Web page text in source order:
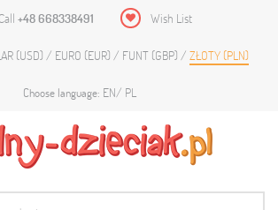
Call +48 668338491 Wish List
(USD) EURO (EUR) FUNT (GBP) ZŁOTY (PLN)
Choose language: EN PL